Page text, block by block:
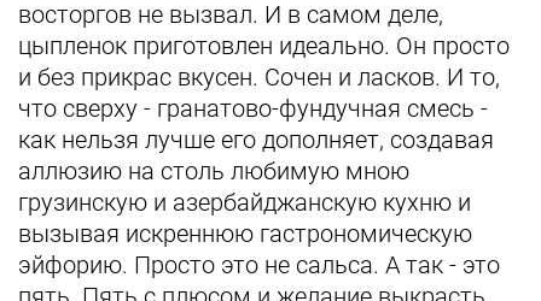
восторгов не вызвал. И в самом деле,
цыпленок приготовлен идеально. Он просто
и без прикрас вкусен. Сочен и ласков. И то,
что сверху - гранатово-фундучная смесь -
как нельзя лучше его дополняет, создавая
аллюзию на столь любимую мною
грузинскую и азербайджанскую кухню и
вызывая искреннюю гастрономическую
эйфорию. Просто это не сальса. А так - это